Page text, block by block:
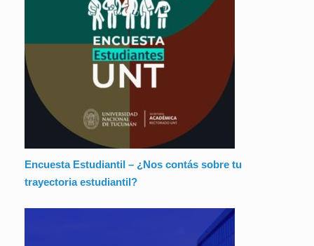
Encuesta Estudiantil – ¿Nos contás sobre tu
trayectoria estudiantil?